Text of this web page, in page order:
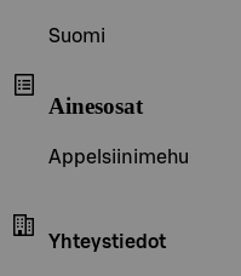
Suomi
Ainesosat
Appelsiinimehu
Yhteystiedot